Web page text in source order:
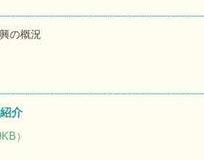
の概況
介
）